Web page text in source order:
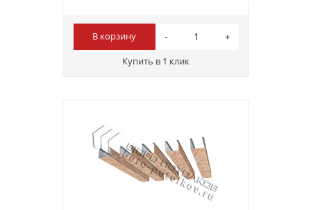
В корзину
Купить в 1 клик